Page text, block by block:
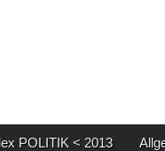
POLITIK < 2013